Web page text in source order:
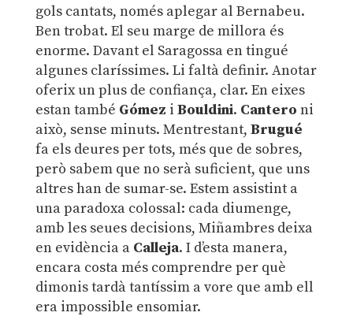
gols cantats, només aplegar al Bernabeu.
Ben trobat. El seu marge de millora és
enorme. Davant el Saragossa en tingué
algunes claríssimes. Li faltà definir. Anotar
oferix un plus de confiança, clar. En eixes
estan també Gómez i Bouldini. Cantero ni
això, sense minuts. Mentrestant, Brugué
fa els deures per tots, més que de sobres,
però sabem que no serà suficient, que uns
altres han de sumar-se. Estem assistint a
una paradoxa colossal: cada diumenge,
amb les seues decisions, Miñambres deixa
en evidència a Calleja. I d’esta manera,
encara costa més comprendre per què
dimonis tardà tantíssim a vore que amb ell
era impossible ensomiar.